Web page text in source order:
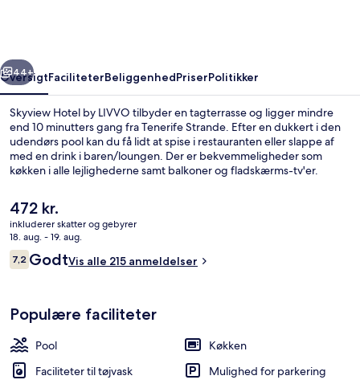
Næste
44+
OversigtFaciliteterBeliggenhedPriserPolitikker
Skyview Hotel by LIVVO tilbyder en tagterrasse og ligger mindre
end 10 minutters gang fra Tenerife Strande. Efter en dukkert i den
udendørs pool kan du få lidt at spise i restauranten eller slappe af
med en drink i baren/loungen. Der er bekvemmeligheder som
køkken i alle lejlighederne samt balkoner og fladskærms-tv'er.
Den
nuværende
pris
er
472 kr.
472 kr.
inkluderer skatter og gebyrer
18. aug. - 19. aug.
Anmeldelser
7,27,2 ud af 10.
GodtVis alle 215 anmeldelser
Populære faciliteter
Pool
Køkken
Faciliteter til tøjvask
Mulighed for parkering